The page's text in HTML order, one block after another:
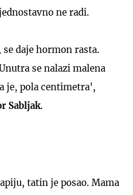
ne radi.
daje hormon rasta.
se nalazi malena
je, pola centimetra',
Sabljak.
tatin je posao. Mama